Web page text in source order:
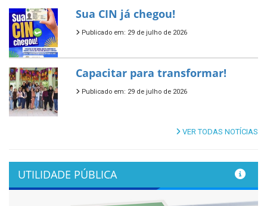
Sua CIN já chegou!
Publicado em: 29 de julho de 2026
Capacitar para transformar!
Publicado em: 29 de julho de 2026
VER TODAS NOTÍCIAS
UTILIDADE PÚBLICA